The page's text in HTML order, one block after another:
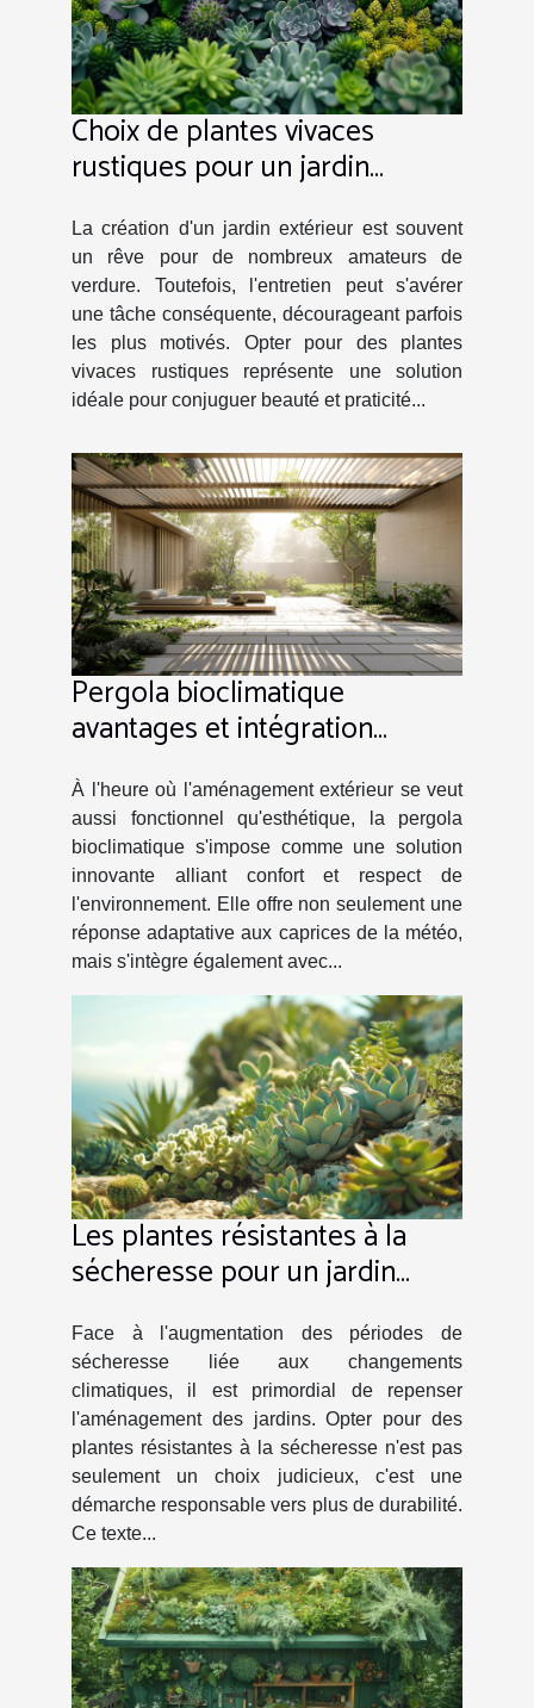
Choix de plantes vivaces
rustiques pour un jardin
La création d'un jardin extérieur est souvent
un rêve pour de nombreux amateurs de
verdure. Toutefois, l'entretien peut s'avérer
une tâche conséquente, décourageant parfois
les plus motivés. Opter pour des plantes
vivaces rustiques représente une solution
idéale pour conjuguer beauté et praticité...
Pergola bioclimatique
avantages et intégration
paysagère
À l'heure où l'aménagement extérieur se veut
aussi fonctionnel qu'esthétique, la pergola
bioclimatique s'impose comme une solution
innovante alliant confort et respect de
l'environnement. Elle offre non seulement une
réponse adaptative aux caprices de la météo,
mais s'intègre également avec...
Les plantes résistantes à la
sécheresse pour un jardin
Face à l'augmentation des périodes de
sécheresse liée aux changements
climatiques, il est primordial de repenser
l'aménagement des jardins. Opter pour des
plantes résistantes à la sécheresse n'est pas
seulement un choix judicieux, c'est une
démarche responsable vers plus de durabilité.
Ce texte...